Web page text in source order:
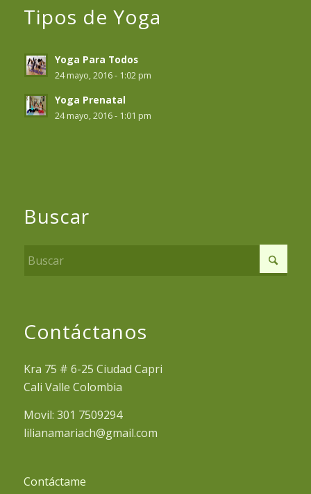
Tipos de Yoga
Yoga Para Todos
24 mayo, 2016 - 1:02 pm
Yoga Prenatal
24 mayo, 2016 - 1:01 pm
Buscar
Contáctanos
Kra 75 # 6-25 Ciudad Capri
Cali Valle Colombia
Movil: 301 7509294
lilianamariach@gmail.com
Contáctame